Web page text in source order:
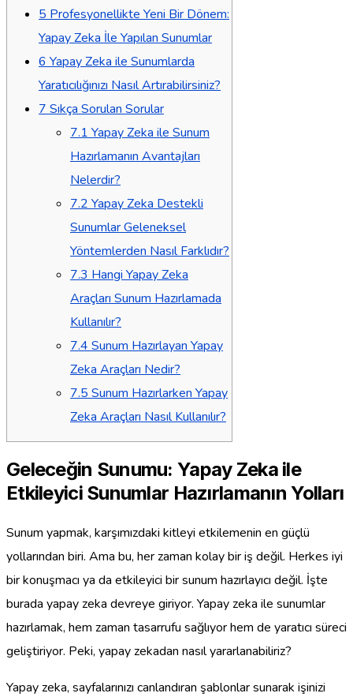
5 Profesyonellikte Yeni Bir Dönem:
Yapay Zeka İle Yapılan Sunumlar
6 Yapay Zeka ile Sunumlarda
Yaratıcılığınızı Nasıl Artırabilirsiniz?
7 Sıkça Sorulan Sorular
7.1 Yapay Zeka ile Sunum
Hazırlamanın Avantajları
Nelerdir?
7.2 Yapay Zeka Destekli
Sunumlar Geleneksel
Yöntemlerden Nasıl Farklıdır?
7.3 Hangi Yapay Zeka
Araçları Sunum Hazırlamada
Kullanılır?
7.4 Sunum Hazırlayan Yapay
Zeka Araçları Nedir?
7.5 Sunum Hazırlarken Yapay
Zeka Araçları Nasıl Kullanılır?
Geleceğin Sunumu: Yapay Zeka ile
Etkileyici Sunumlar Hazırlamanın Yolları
Sunum yapmak, karşımızdaki kitleyi etkilemenin en güçlü
yollarından biri. Ama bu, her zaman kolay bir iş değil. Herkes iyi
bir konuşmacı ya da etkileyici bir sunum hazırlayıcı değil. İşte
burada yapay zeka devreye giriyor. Yapay zeka ile sunumlar
hazırlamak, hem zaman tasarrufu sağlıyor hem de yaratıcı süreci
geliştiriyor. Peki, yapay zekadan nasıl yararlanabiliriz?
Yapay zeka, sayfalarınızı canlandıran şablonlar sunarak işinizi